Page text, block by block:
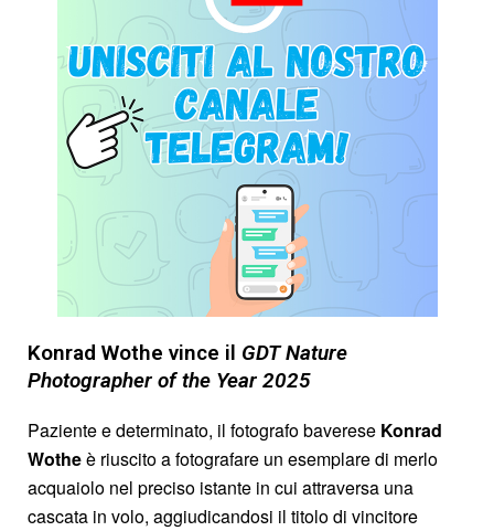
Konrad Wothe vince il GDT Nature
Photographer of the Year 2025
Paziente e determinato, il fotografo baverese Konrad
Wotheè riuscito a fotografare un esemplare di merlo
acquaiolo nel preciso istante in cui attraversa una
cascata in volo, aggiudicandosi il titolo di vincitore